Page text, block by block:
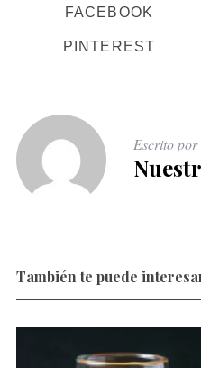
FACEBOOK
PINTEREST
Escrito por
También te puede